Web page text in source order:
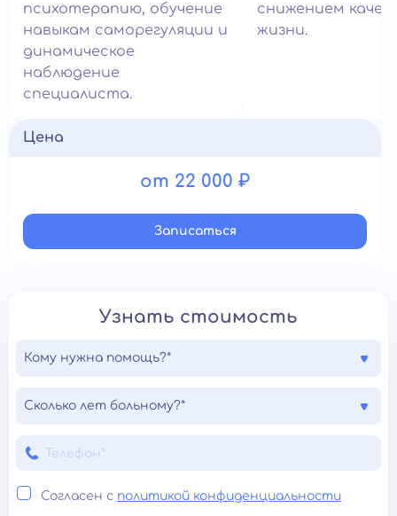
психотерапию, обучение
навыкам саморегуляции и
динамическое
наблюдение
специалиста.
снижением
жизни.
Цена
от 22 000 ₽
Записатьcя
Узнать стоимость
Кому нужна помощь?*
Сколько лет больному?*
Согласен с политикой конфиденциальности